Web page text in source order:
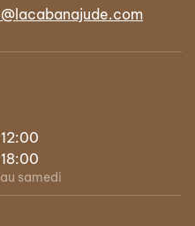
samedi